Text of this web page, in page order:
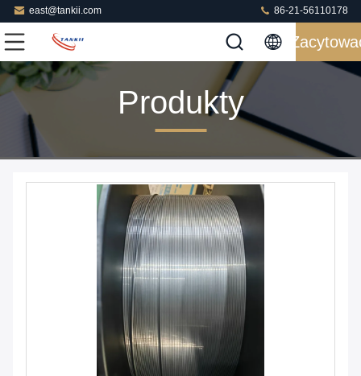
east@tankii.com 86-21-56110178
Produkty